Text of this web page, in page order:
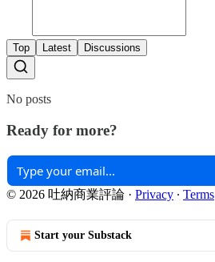
Top Latest Discussions
No posts
Ready for more?
© 2026 吐納商業評論 · Privacy ∙ Terms
Start your Substack